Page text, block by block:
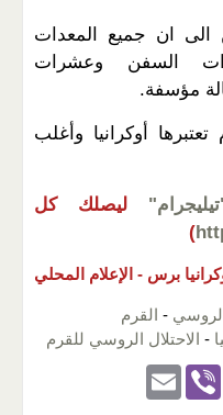
الى ان جميع المعدات
السفن وعشرات
مؤسفة.
أوكرانيا وأغلب
ليصلك كل
)
برس - الإعلام المحلي
الروسي - القرم
- الاحتلال الروسي للقرم
W
Vi